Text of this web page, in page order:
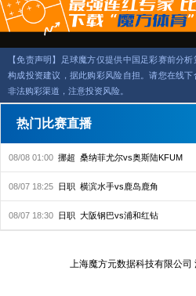
【免责声明】足球魔方仅提供中国足彩赛前分
构成投资建议，据此购彩风险自担。请您在线
非法购彩渠道，注意投资风险。
热门比赛直播
08/08 01:00 挪超 桑纳菲尤尔vs奥斯陆KFUM
08/07 18:25 日职 横滨水手vs鹿岛鹿角
08/07 18:30 日职 大阪钢巴vs浦和红钻
上海魔方元数据科技有限公司